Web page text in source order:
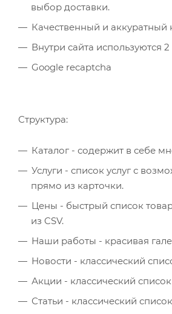
выбор доставки.
Качественный и аккуратный
Внутри сайта
Google recaptcha
Структура:
Каталог - содержит в себе
Услуги - список услуг с
прямо из карточки.
Цены - быстрый список
из CSV.
Наши работы - красивая
Новости - классический
Акции - классический
Статьи - классический